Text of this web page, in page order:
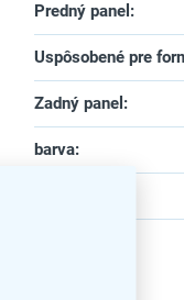
Predný panel :
Uspôsobené pre
Zadný panel :
barva: